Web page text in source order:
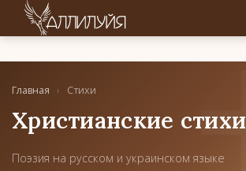
Главная › Стихи
Христианские стихи
Поэзия на русском и украинском языке